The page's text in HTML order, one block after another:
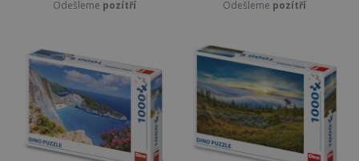
Odešleme pozítří
Odešleme pozítří